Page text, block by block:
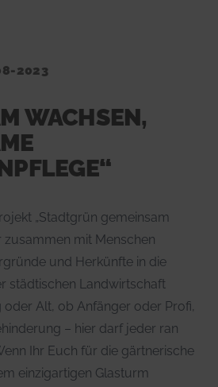
2023
WACHSEN,
„Stadtgrün gemeinsam
zusammen mit Menschen
und Herkünfte in die
städtischen Landwirtschaft
oder Alt, ob Anfänger oder Profi,
– hier darf jeder ran
Ihr Euch für die gärtnerische
einzigartigen Glasturm